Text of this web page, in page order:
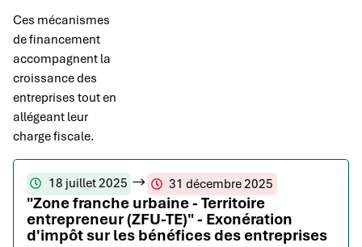
Ces mécanismes
de financement
accompagnent la
croissance des
entreprises tout en
allégeant leur
charge fiscale.
18 juillet 2025 31 décembre 2025
"Zone franche urbaine - Territoire
entrepreneur (ZFU-TE)" - Exonération
d'impôt sur les bénéfices des entreprises